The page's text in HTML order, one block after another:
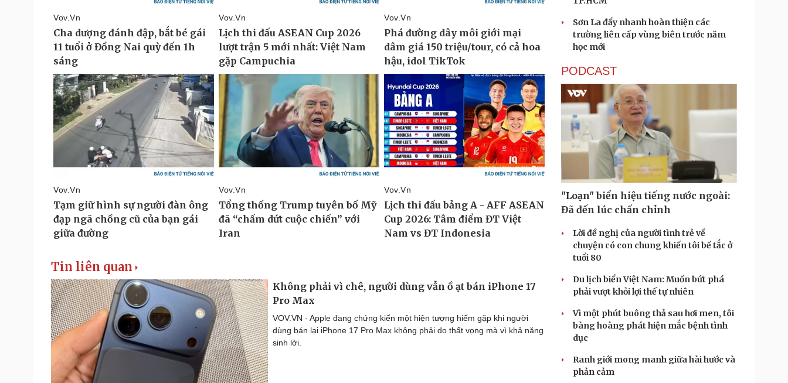
Tin liên quan
Không phải vì chê, người dùng vẫn ồ ạt bán iPhone 17
Pro Max
VOV.VN - Apple đang chứng kiến một hiện tượng hiếm gặp khi người
dùng bán lại iPhone 17 Pro Max không phải do thất vọng mà vì khả năng
sinh lời.
Sơn La đẩy nhanh hoàn thiện các
trường liên cấp vùng biên trước năm
học mới
PODCAST
"Loạn" biển hiệu tiếng nước ngoài:
Đã đến lúc chấn chỉnh
Lời đề nghị của người tình trẻ về
chuyện có con chung khiến tôi bế tắc ở
tuổi 80
Du lịch biển Việt Nam: Muốn bứt phá
phải vượt khỏi lợi thế tự nhiên
Vì một phút buông thả sau hơi men, tôi
bàng hoàng phát hiện mắc bệnh tình
dục
Ranh giới mong manh giữa hài hước và
phản cảm